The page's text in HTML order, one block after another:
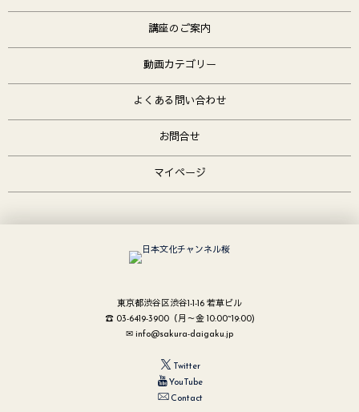
講座のご案内
動画カテゴリー
よくある問い合わせ
お問合せ
マイページ
東京都渋谷区渋谷1-1-16 若草ビル
☎ 03-6419-3900（月～金 10:00~19:00)
✉ info@sakura-daigaku.jp
Twitter
YouTube
Contact